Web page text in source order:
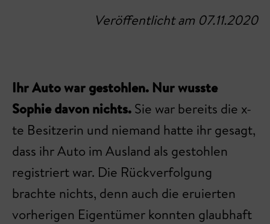
Veröffentlicht am 07.11.2020
Ihr Auto war gestohlen. Nur wusste
Sophie davon nichts. Sie war bereits die x-
te Besitzerin und niemand hatte ihr gesagt,
dass ihr Auto im Ausland als gestohlen
registriert war. Die Rückverfolgung
brachte nichts, denn auch die eruierten
vorherigen Eigentümer konnten glaubhaft